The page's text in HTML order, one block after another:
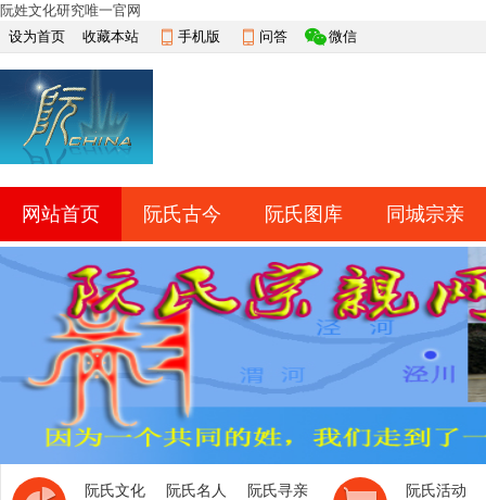
阮姓文化研究唯一官网
设为首页
收藏本站 手机版 问答 微信
快捷导航
网站首页 阮氏古今 阮氏图库 同城宗亲
网上祭祀 排行榜 导读
阮氏文化 阮氏名人
阮氏寻亲
阮氏活动